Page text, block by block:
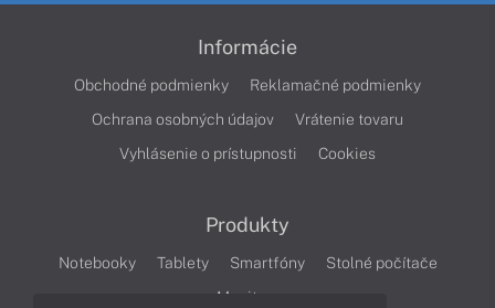
Informácie
Obchodné podmienky
Reklamačné podmienky
Ochrana osobných údajov
Vrátenie tovaru
Vyhlásenie o prístupnosti
Cookies
Produkty
Notebooky Tablety Smartfóny
Stolné počítače
Monitory